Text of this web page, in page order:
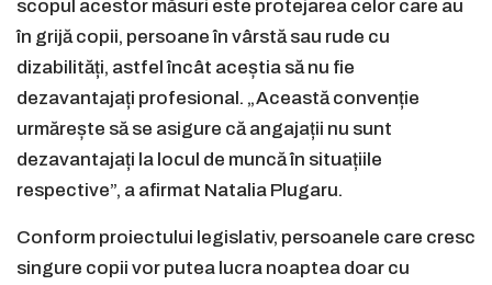
scopul acestor măsuri este protejarea celor care au
în grijă copii, persoane în vârstă sau rude cu
dizabilități, astfel încât aceștia să nu fie
dezavantajați profesional. „Această convenție
urmărește să se asigure că angajații nu sunt
dezavantajați la locul de muncă în situațiile
respective”, a afirmat Natalia Plugaru.
Conform proiectului legislativ, persoanele care cresc
singure copii vor putea lucra noaptea doar cu